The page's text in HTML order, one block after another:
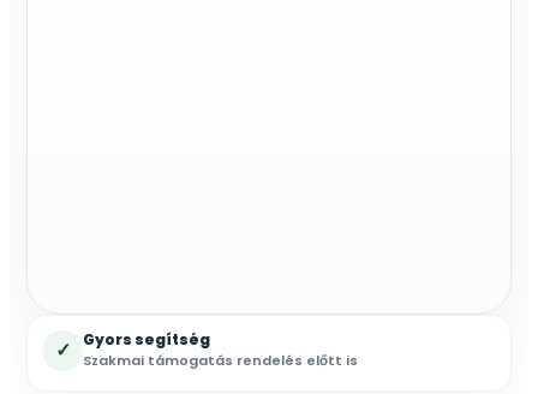
✓ Gyors segítség
Szakmai támogatás rendelés előtt is